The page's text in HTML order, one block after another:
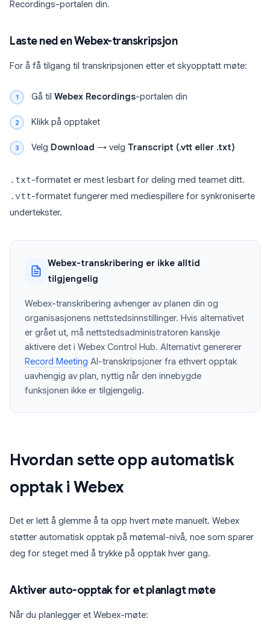
Recordings-portalen din.
Laste ned en Webex-transkripsjon
For å få tilgang til transkripsjonen etter et skyopptatt møte:
Gå til Webex Recordings-portalen din
Klikk på opptaket
Velg Download → velg Transcript (.vtt eller .txt)
.txt-formatet er mest lesbart for deling med teamet ditt.
.vtt-formatet fungerer med mediespillere for synkroniserte
undertekster.
Webex-transkribering er ikke alltid
tilgjengelig
Webex-transkribering avhenger av planen din og
organisasjonens nettstedsinnstillinger. Hvis alternativet
er grået ut, må nettstedsadministratoren kanskje
aktivere det i Webex Control Hub. Alternativt genererer
Record Meeting AI-transkripsjoner fra ethvert opptak
uavhengig av plan, nyttig når den innebygde
funksjonen ikke er tilgjengelig.
Hvordan sette opp automatisk
opptak i Webex
Det er lett å glemme å ta opp hvert møte manuelt. Webex
støtter automatisk opptak på møtemal-nivå, noe som sparer
deg for steget med å trykke på opptak hver gang.
Aktiver auto-opptak for et planlagt møte
Når du planlegger et Webex-møte: